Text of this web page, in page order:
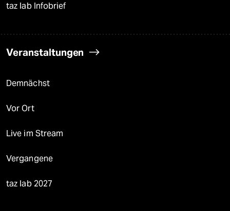
taz lab Infobrief
Veranstaltungen
Demnächst
Vor Ort
Live im Stream
Vergangene
taz lab 2027